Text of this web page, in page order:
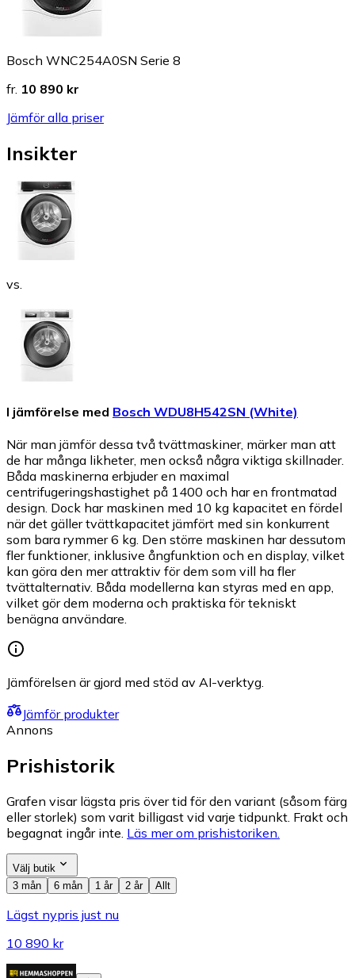
Bosch WNC254A0SN Serie 8
fr. 10 890 kr
Jämför alla priser
Insikter
vs.
I jämförelse med Bosch WDU8H542SN (White)
När man jämför dessa två tvättmaskiner, märker man att
de har många likheter, men också några viktiga skillnader.
Båda maskinerna erbjuder en maximal
centrifugeringshastighet på 1400 och har en frontmatad
design. Dock har maskinen med 10 kg kapacitet en fördel
när det gäller tvättkapacitet jämfört med sin konkurrent
som bara rymmer 6 kg. Den större maskinen har dessutom
fler funktioner, inklusive ångfunktion och en display, vilket
kan göra den mer attraktiv för dem som vill ha fler
tvättalternativ. Båda modellerna kan styras med en app,
vilket gör dem moderna och praktiska för tekniskt
benägna användare.
Jämförelsen är gjord med stöd av AI-verktyg.
Jämför produkter
Annons
Prishistorik
Grafen visar lägsta pris över tid för den variant (såsom färg
eller storlek) som varit billigast vid varje tidpunkt. Frakt och
begagnat ingår inte. Läs mer om prishistoriken.
Välj butik
3 mån
6 mån 1 år 2 år Allt
Lägst nypris just nu
10 890 kr